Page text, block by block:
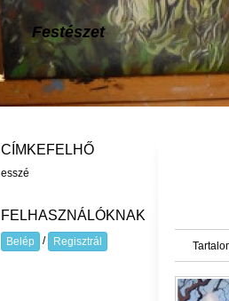
Festészet
CÍMKEFELHŐ
esszé
FELHASZNÁLÓKNAK
Belép / Regisztrál